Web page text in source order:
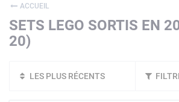
ACCUEIL
SETS LEGO SORTIS EN
20)
LES PLUS RÉCENTS